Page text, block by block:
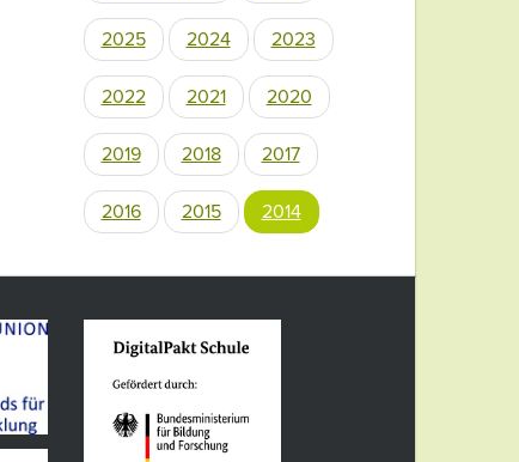
2025 2024 2023
2022 2021 2020
2019 2018 2017
2016 2015 2014